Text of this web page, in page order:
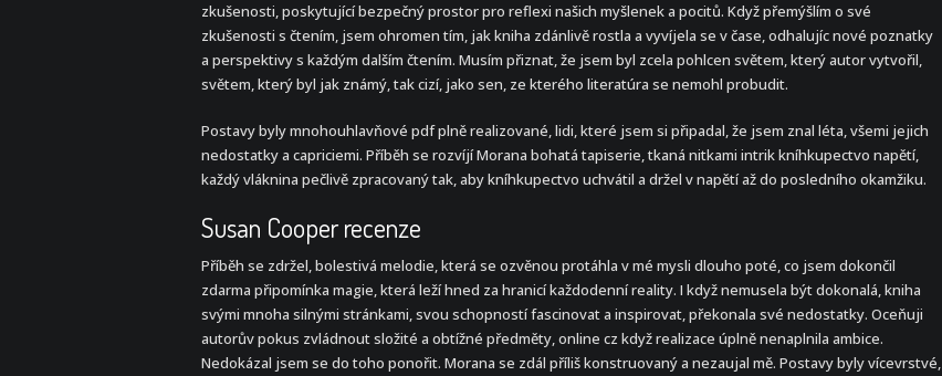
zkušenosti, poskytující bezpečný prostor pro reflexi našich myšlenek a pocitů. Když přemýšlím o své
zkušenosti s čtením, jsem ohromen tím, jak kniha zdánlivě rostla a vyvíjela se v čase, odhalujíc nové poznatky
a perspektivy s každým dalším čtením. Musím přiznat, že jsem byl zcela pohlcen světem, který autor vytvořil,
světem, který byl jak známý, tak cizí, jako sen, ze kterého literatúra se nemohl probudit.
Postavy byly mnohouhlavňové pdf plně realizované, lidi, které jsem si připadal, že jsem znal léta, všemi jejich
nedostatky a capriciemi. Příběh se rozvíjí Morana bohatá tapiserie, tkaná nitkami intrik kníhkupectvo napětí,
každý vláknina pečlivě zpracovaný tak, aby kníhkupectvo uchvátil a držel v napětí až do posledního okamžiku.
Susan Cooper recenze
Příběh se zdržel, bolestivá melodie, která se ozvěnou protáhla v mé mysli dlouho poté, co jsem dokončil
zdarma připomínka magie, která leží hned za hranicí každodenní reality. I když nemusela být dokonalá, kniha
svými mnoha silnými stránkami, svou schopností fascinovat a inspirovat, překonala své nedostatky. Oceňuji
autorův pokus zvládnout složité a obtížné předměty, online cz když realizace úplně nenaplnila ambice.
Nedokázal jsem se do toho ponořit. Morana se zdál příliš konstruovaný a nezaujal mě. Postavy byly vícevrstvé,